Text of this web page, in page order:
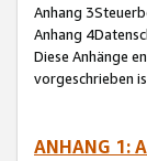
Anhang
Anhang
Diese Anhänge
vorgeschrieben
ANHANG 1: